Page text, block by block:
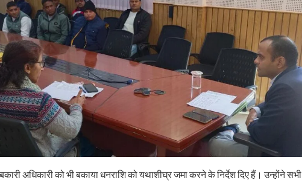
अधिकारी को भी बकाया धनराशि को यथाशीघ्र जमा करने के निर्देश दिए हैं। उन्होंने सभी